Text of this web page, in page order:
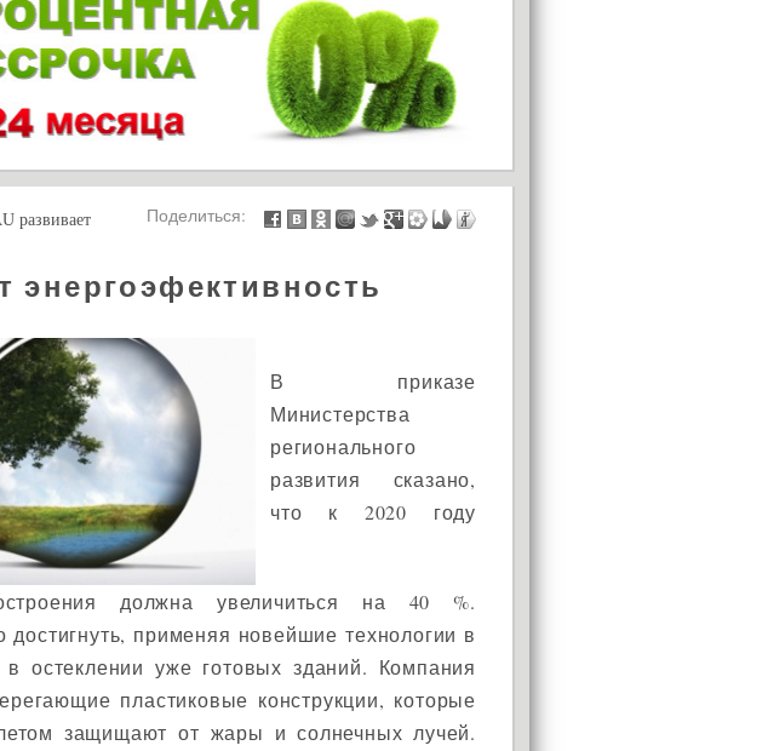
БАЛКОНЫ И
ЛОДЖИИ
Поделиться:
развивает
энергоэфективность
В приказе
Министерства
регионального
развития сказано,
что к 2020 году
должна увеличиться на 40 %.
достигнуть, применяя новейшие технологии в
остеклении уже готовых зданий. Компания
пластиковые конструкции, которые
защищают от жары и солнечных лучей.